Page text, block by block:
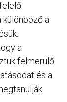
a
a
felmerülő
és a